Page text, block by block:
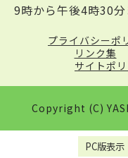
9時から午後4時30分
プライバシーポ
リンク集
サイトポ
Copyright (C)
PC版表示